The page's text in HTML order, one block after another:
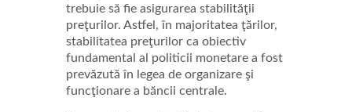
trebuie să fie asigurarea stabilităţii
preţurilor. Astfel, în majoritatea ţărilor,
stabilitatea preţurilor ca obiectiv
fundamental al politicii monetare a fost
prevăzută în legea de organizare şi
funcţionare a băncii centrale.